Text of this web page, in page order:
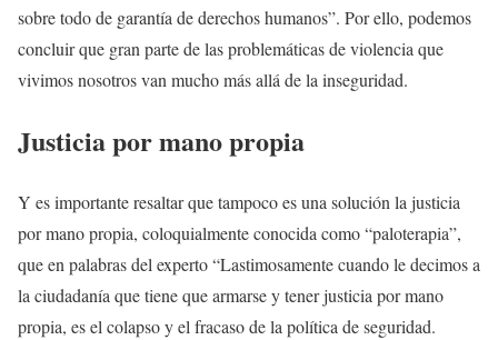
sobre todo de garantía de derechos humanos”. Por ello, podemos
concluir que gran parte de las problemáticas de violencia que
vivimos nosotros van mucho más allá de la inseguridad.
Justicia por mano propia
Y es importante resaltar que tampoco es una solución la justicia
por mano propia, coloquialmente conocida como “paloterapia”,
que en palabras del experto “Lastimosamente cuando le decimos a
la ciudadanía que tiene que armarse y tener justicia por mano
propia, es el colapso y el fracaso de la política de seguridad.